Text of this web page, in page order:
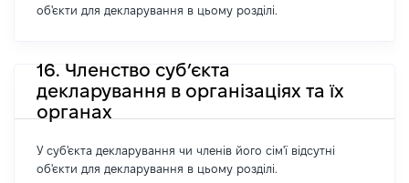
об'єкти для декларування в цьому розділі.
16. Членство суб’єкта
декларування в організаціях та їх
органах
У суб'єкта декларування чи членів його сім'ї відсутні
об'єкти для декларування в цьому розділі.